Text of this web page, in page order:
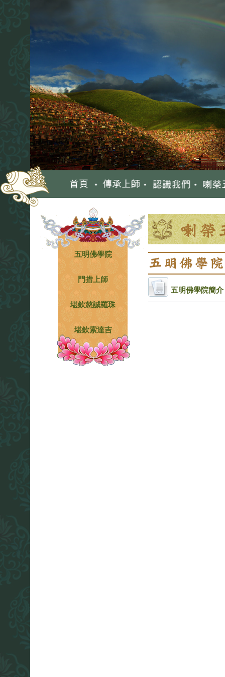
五明佛學院
門措上師
堪欽慈誠羅珠
堪欽索達吉
五明佛學院簡介